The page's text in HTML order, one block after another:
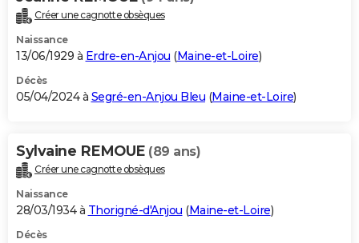
Créer une cagnotte obsèques
Naissance
13/06/1929 à Erdre-en-Anjou (Maine-et-Loire)
Décès
05/04/2024 à Segré-en-Anjou Bleu (Maine-et-Loire)
Sylvaine REMOUE (89 ans)
Créer une cagnotte obsèques
Naissance
28/03/1934 à Thorigné-d'Anjou (Maine-et-Loire)
Décès